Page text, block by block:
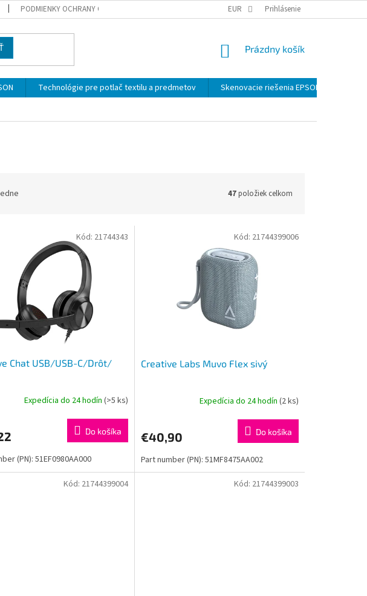
PODMIENKY OCHRANY OSOBNÝCH ÚDAJOV EUR Prihlásenie
NÁKUPNÝ
Prázdny košík
Technológie pre potlač textilu a predmetov Skenovacie riešenia EPSON
47položiek celkom
Chat USB/USB-C/Drôt/
Expedícia do 24 hodín (>5 ks)
Do košíka
(PN): 51EF0980AA000
Kód: 21744343
Creative Labs Muvo Flex sivý
Expedícia do 24 hodín (2 ks)
€40,90 Do košíka
Part number (PN): 51MF8475AA002
Kód: 21744399006
Kód: 21744399004 Kód: 21744399003